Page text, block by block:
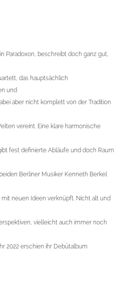
Paradoxon, beschreibt doch ganz gut,
das hauptsächlich
und
aber nicht komplett von der Tradition
vereint. Eine klare harmonische
fest definierte Abläufe und doch Raum
Berliner Musiker Kenneth Berkel
mit neuen Ideen verknüpft. Nicht alt und
vielleicht auch immer noch
2022 erschien ihr Debütalbum